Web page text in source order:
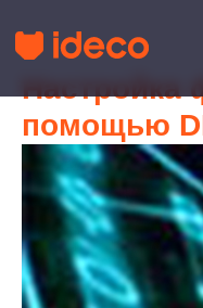
Настройка
помощью